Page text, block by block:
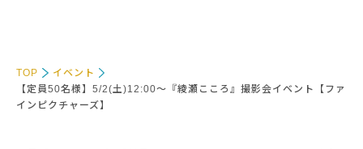
TOP
イベント
【定員50名様】5/2(土)12:00～『綾瀬こころ』撮影会イベント【ファ
インピクチャーズ】